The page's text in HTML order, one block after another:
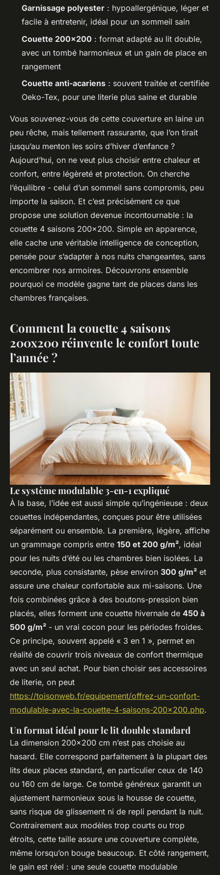
Garnissage polyester : hypoallergénique, léger et
facile à entretenir, idéal pour un sommeil sain
Couette 200x200 : format adapté au lit double,
avec un tombé harmonieux et un gain de place en
rangement
Couette anti-acariens : souvent traitée et certifiée
Oeko-Tex, pour une literie plus saine et durable
Vous souvenez-vous de cette couverture en laine un
peu rêche, mais tellement rassurante, que l’on tirait
jusqu’au menton les soirs d’hiver d’enfance ?
Aujourd’hui, on ne veut plus choisir entre chaleur et
confort, entre légèreté et protection. On cherche
l’équilibre - celui d’un sommeil sans compromis, peu
importe la saison. Et c’est précisément ce que
propose une solution devenue incontournable : la
couette 4 saisons 200x200. Simple en apparence,
elle cache une véritable intelligence de conception,
pensée pour s’adapter à nos nuits changeantes, sans
encombrer nos armoires. Découvrons ensemble
pourquoi ce modèle gagne tant de places dans les
chambres françaises.
Comment la couette 4 saisons
200x200 réinvente le confort toute
l’année ?
Le système modulable 3-en-1 expliqué
À la base, l’idée est aussi simple qu’ingénieuse : deux
couettes indépendantes, conçues pour être utilisées
séparément ou ensemble. La première, légère, affiche
un grammage compris entre 150 et 200 g/m², idéal
pour les nuits d’été ou les chambres bien isolées. La
seconde, plus consistante, pèse environ 300 g/m² et
assure une chaleur confortable aux mi-saisons. Une
fois combinées grâce à des boutons-pression bien
placés, elles forment une couette hivernale de 450 à
500 g/m² - un vrai cocon pour les périodes froides.
Ce principe, souvent appelé « 3 en 1 », permet en
réalité de couvrir trois niveaux de confort thermique
avec un seul achat. Pour bien choisir ses accessoires
de literie, on peut
https://toisonweb.fr/equipement/offrez-un-confort-
modulable-avec-la-couette-4-saisons-200x200.php.
Un format idéal pour le lit double standard
La dimension 200x200 cm n’est pas choisie au
hasard. Elle correspond parfaitement à la plupart des
lits deux places standard, en particulier ceux de 140
ou 160 cm de large. Ce tombé généreux garantit un
ajustement harmonieux sous la housse de couette,
sans risque de glissement ni de repli pendant la nuit.
Contrairement aux modèles trop courts ou trop
étroits, cette taille assure une couverture complète,
même lorsqu’on bouge beaucoup. Et côté rangement,
le gain est réel : une seule couette modulable